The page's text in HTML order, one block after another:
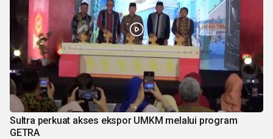
Sultra perkuat akses ekspor UMKM melalui program
GETRA